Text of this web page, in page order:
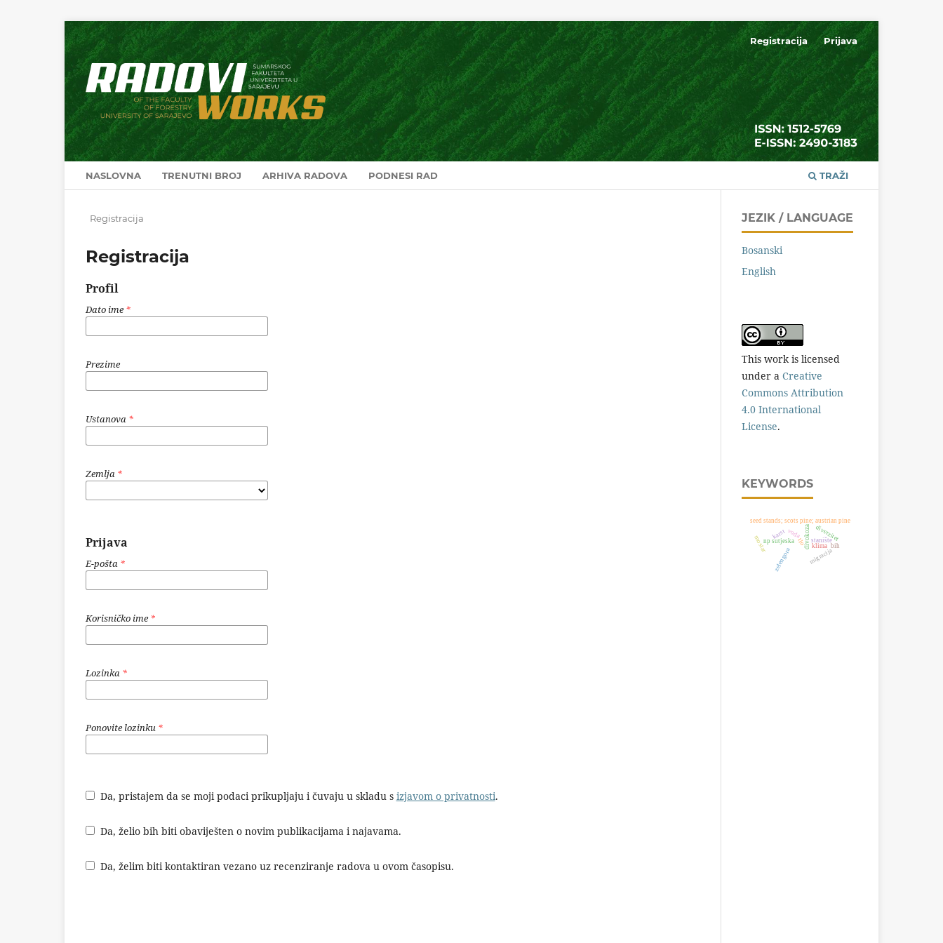
NASLOVNA TRENUTNI BROJ ARHIVA RADOVA PODNESI RAD TRAŽI
Registracija Prijava
Registracija
Registracija
Profil
Dato ime*
Prezime
Ustanova *
Zemlja *
Prijava
E-pošta *
Korisničko ime*
Lozinka *
Ponovite lozinku *
Da, pristajem da se moji podaci prikupljaju i čuvaju u skladu s izjavom o privatnosti.
Da, želio bih biti obaviješten o novim publikacijama i najavama.
Da, želim biti kontaktiran vezano uz recenziranje radova u ovom časopisu.
JEZIK / LANGUAGE
Bosanski
English
This work is licensed
under a Creative
Commons Attribution
4.0 International
License.
KEYWORDS
stanište
divokoza
zelengora
np sutjeska
migracija
seed stands; scots pine; austrian pine
karst
tlo
voda
klima
mostar
diverzitet
bih